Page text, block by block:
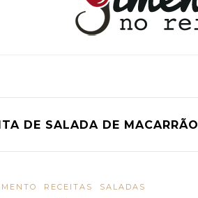
DE SALADA DE MACARRÃO
RECEITAS SALADAS